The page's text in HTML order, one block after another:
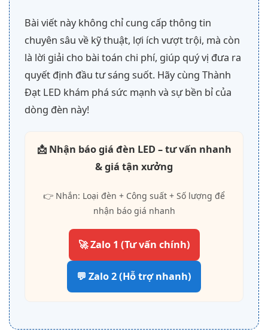
Bài viết này không chỉ cung cấp thông tin
chuyên sâu về kỹ thuật, lợi ích vượt trội, mà còn
là lời giải cho bài toán chi phí, giúp quý vị đưa ra
quyết định đầu tư sáng suốt. Hãy cùng Thành
Đạt LED khám phá sức mạnh và sự bền bỉ của
dòng đèn này!
📩 Nhận báo giá đèn LED – tư vấn nhanh
& giá tận xưởng
👉 Nhắn: Loại đèn + Công suất + Số lượng để
nhận báo giá nhanh
🚀 Zalo 1 (Tư vấn chính)
💬 Zalo 2 (Hỗ trợ nhanh)